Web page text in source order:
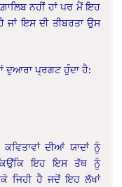
ਨਹੀਂ ਹਾਂ ਪਰ ਮੈਂ ਇਹ
ਜਾਂ ਇਸ ਦੀ ਤੀਬਰਤਾ ਉਸ
ਦੁਆਰਾ ਪ੍ਰਗਟ ਹੁੰਦਾ ਹੈ:
ਦੀਆਂ ਯਾਦਾਂ ਨੂੰ
ਇਹ ਇਸ ਤੱਥ ਨੂੰ
ਜਿਹੀ ਹੈ ਜਦੋਂ ਇਹ ਲੱਖਾਂ